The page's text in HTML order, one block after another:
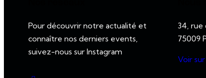
Pour découvrir notre actualité et
connaître nos derniers events,
suivez-nous sur Instagram
34, rue
75009
Voir